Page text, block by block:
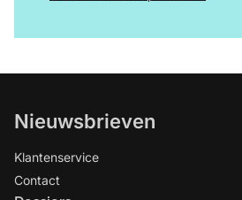
Nieuwsbrieven
Klantenservice
Contact